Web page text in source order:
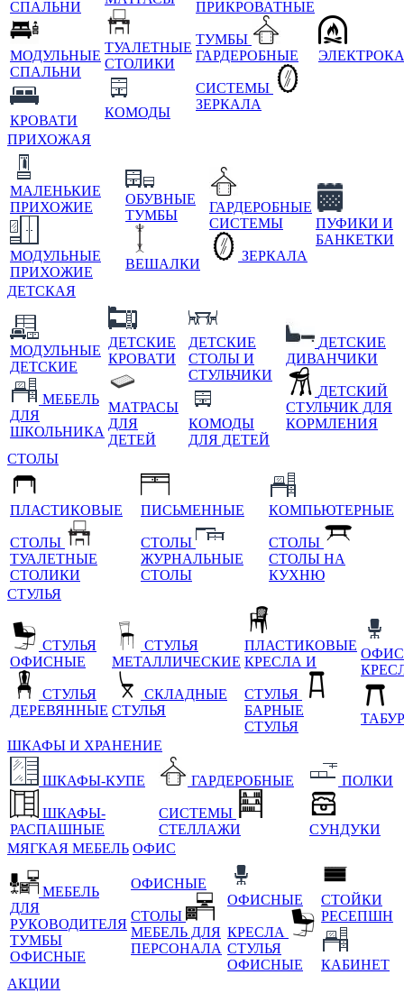
СПАЛЬНИ
МОДУЛЬНЫЕ
СПАЛЬНИ
КРОВАТИ
ТУАЛЕТНЫЕ
СТОЛИКИ
КОМОДЫ
ПРИКРОВАТНЫЕ
ТУМБЫ
ГАРДЕРОБНЫЕ
СИСТЕМЫ
ЗЕРКАЛА
ПРИХОЖАЯ
МАЛЕНЬКИЕ
ПРИХОЖИЕ
МОДУЛЬНЫЕ
ПРИХОЖИЕ
ОБУВНЫЕ
ТУМБЫ
ВЕШАЛКИ
ГАРДЕРОБНЫЕ
СИСТЕМЫ
ЗЕРКАЛА
ПУФИКИ И
БАНКЕТКИ
ДЕТСКАЯ
МОДУЛЬНЫЕ
ДЕТСКИЕ
МЕБЕЛЬ
ДЛЯ
ШКОЛЬНИКА
ДЕТСКИЕ
КРОВАТИ
МАТРАСЫ
ДЛЯ
ДЕТЕЙ
ДЕТСКИЕ
СТОЛЫ И
СТУЛЬЧИКИ
КОМОДЫ
ДЛЯ ДЕТЕЙ
ДЕТСКИЕ
ДИВАНЧИКИ
ДЕТСКИЙ
СТУЛЬЧИК ДЛЯ
КОРМЛЕНИЯ
СТОЛЫ
ПЛАСТИКОВЫЕ
СТОЛЫ
ТУАЛЕТНЫЕ
СТОЛИКИ
ПИСЬМЕННЫЕ
СТОЛЫ
ЖУРНАЛЬНЫЕ
СТОЛЫ
КОМПЬЮТЕРНЫЕ
СТОЛЫ
СТОЛЫ НА
КУХНЮ
СТУЛЬЯ
СТУЛЬЯ
ОФИСНЫЕ
СТУЛЬЯ
ДЕРЕВЯННЫЕ
СТУЛЬЯ
МЕТАЛЛИЧЕСКИЕ
СКЛАДНЫЕ
СТУЛЬЯ
ПЛАСТИКОВЫЕ
КРЕСЛА И
СТУЛЬЯ
БАРНЫЕ
СТУЛЬЯ
ШКАФЫ И ХРАНЕНИЕ
ШКАФЫ-КУПЕ
ШКАФЫ-
РАСПАШНЫЕ
ГАРДЕРОБНЫЕ
СИСТЕМЫ
СТЕЛЛАЖИ
ПОЛКИ
СУНДУКИ
МЯГКАЯ МЕБЕЛЬ ОФИС
МЕБЕЛЬ
ДЛЯ
РУКОВОДИТЕЛЯ
ТУМБЫ
ОФИСНЫЕ
ОФИСНЫЕ
СТОЛЫ
МЕБЕЛЬ ДЛЯ
ПЕРСОНАЛА
ОФИСНЫЕ
КРЕСЛА
СТУЛЬЯ
ОФИСНЫЕ
СТОЙКИ
РЕСЕПШН
КАБИНЕТ
АКЦИИ